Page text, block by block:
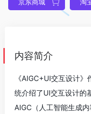
京东商城 淘
内容简介
《AIGC+UI交互设计
统介绍了UI交互设计的
AIGC（人工智能生成